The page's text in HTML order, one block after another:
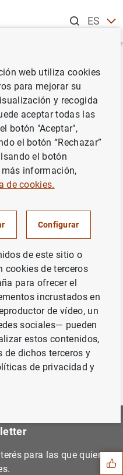
ESEN
mensual de la
de 2017
Siguiente
consolida...
Sugerencias
para las que quieres
web utiliza cookies
para mejorar su
y recogida
aceptar todas las
botón "Aceptar",
el botón “Rechazar”
el botón
información,
de cookies.
Configurar
de este sitio o
cookies de terceros
para ofrecer el
incrustados en
de vídeo, un
sociales— pueden
estos contenidos,
de dichos terceros y
de privacidad y